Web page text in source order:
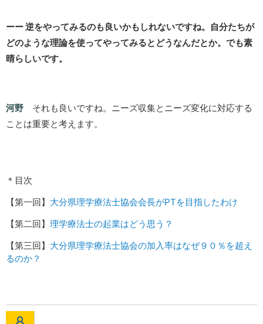
ーー 逆をやってみるのも良いかもしれないですね。自分たちが
どのような理論を使ってやってみるとどうなんだとか。でも素
晴らしいです。
河野
それも良いですね。ニーズ収集とニーズ変化に対応する
ことは重要と考えます。
＊目次
【第一回】 大分県理学療法士協会会長がPTを目指したわけ
【第二回】 理学療法士の起業はどう思う？
【第三回】 大分県理学療法士協会の加入率はなぜ９０％を超え
るのか？